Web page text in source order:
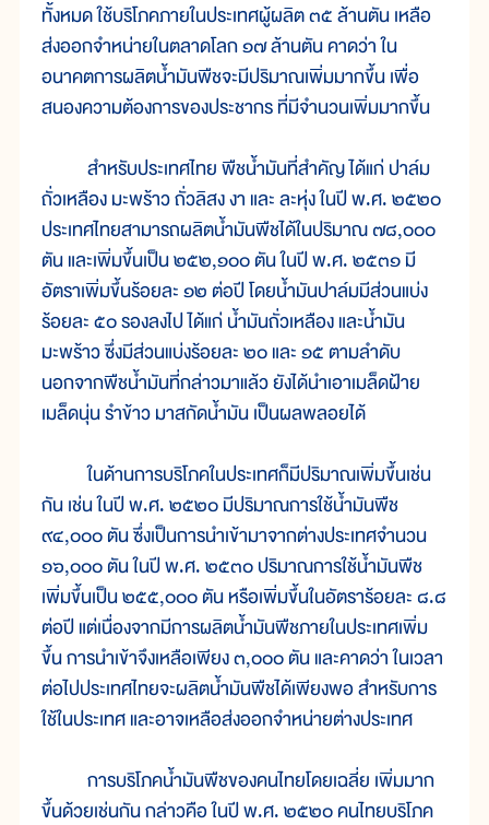
ทั้งหมด ใช้บริโภคภายในประเทศผู้ผลิต ๓๕ ล้านตัน เหลือ
ส่งออกจำหน่ายในตลาดโลก ๑๗ ล้านตัน คาดว่า ใน
อนาคตการผลิตน้ำมันพืชจะมีปริมาณเพิ่มมากขึ้น เพื่อ
สนองความต้องการของประชากร ที่มีจำนวนเพิ่มมากขึ้น
สำหรับประเทศไทย พืชน้ำมันที่สำคัญ ได้แก่ ปาล์ม
ถั่วเหลือง มะพร้าว ถั่วลิสง งา และ ละหุ่ง ในปี พ.ศ. ๒๕๒๐
ประเทศไทยสามารถผลิตน้ำมันพืชได้ในปริมาณ ๗๘,๐๐๐
ตัน และเพิ่มขึ้นเป็น ๒๕๒,๑๐๐ ตัน ในปี พ.ศ. ๒๕๓๑ มี
อัตราเพิ่มขึ้นร้อยละ ๑๒ ต่อปี โดยน้ำมันปาล์มมีส่วนแบ่ง
ร้อยละ ๕๐ รองลงไป ได้แก่ น้ำมันถั่วเหลือง และน้ำมัน
มะพร้าว ซึ่งมีส่วนแบ่งร้อยละ ๒๐ และ ๑๕ ตามลำดับ
นอกจากพืชน้ำมันที่กล่าวมาแล้ว ยังได้นำเอาเมล็ดฝ้าย
เมล็ดนุ่น รำข้าว มาสกัดน้ำมัน เป็นผลพลอยได้
ในด้านการบริโภคในประเทศก็มีปริมาณเพิ่มขึ้นเช่น
กัน เช่น ในปี พ.ศ. ๒๕๒๐ มีปริมาณการใช้น้ำมันพืช
๙๔,๐๐๐ ตัน ซึ่งเป็นการนำเข้ามาจากต่างประเทศจำนวน
๑๖,๐๐๐ ตัน ในปี พ.ศ. ๒๕๓๐ ปริมาณการใช้น้ำมันพืช
เพิ่มขึ้นเป็น ๒๕๕,๐๐๐ ตัน หรือเพิ่มขึ้นในอัตราร้อยละ ๘.๘
ต่อปี แต่เนื่องจากมีการผลิตน้ำมันพืชภายในประเทศเพิ่ม
ขึ้น การนำเข้าจึงเหลือเพียง ๓,๐๐๐ ตัน และคาดว่า ในเวลา
ต่อไปประเทศไทยจะผลิตน้ำมันพืชได้เพียงพอ สำหรับการ
ใช้ในประเทศ และอาจเหลือส่งออกจำหน่ายต่างประเทศ
การบริโภคน้ำมันพืชของคนไทยโดยเฉลี่ย เพิ่มมาก
ขึ้นด้วยเช่นกัน กล่าวคือ ในปี พ.ศ. ๒๕๒๐ คนไทยบริโภค